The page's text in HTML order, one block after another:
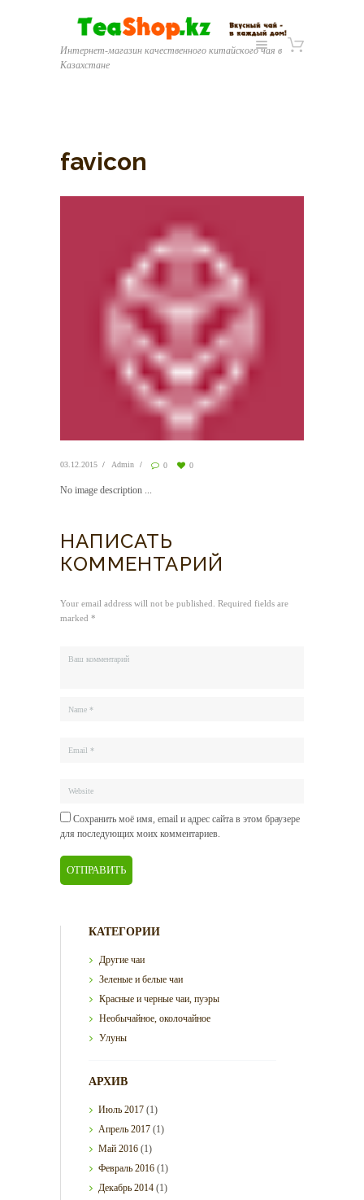
Интернет-магазин качественного китайского чая в
Казахстане
favicon
03.12.2015 Admin 0 0
No image description ...
НАПИСАТЬ
КОММЕНТАРИЙ
Your email address will not be published. Required fields are
marked *
Сохранить моё имя, email и адрес сайта в этом браузере
для последующих моих комментариев.
КАТЕГОРИИ
Другие чаи
Зеленые и белые чаи
Красные и черные чаи, пуэры
Необычайное, околочайное
Улуны
АРХИВ
Июль2017 (1)
Апрель2017 (1)
Май2016 (1)
Февраль2016 (1)
Декабрь2014 (1)